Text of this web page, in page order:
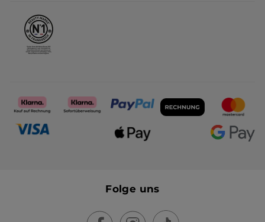
Folge uns